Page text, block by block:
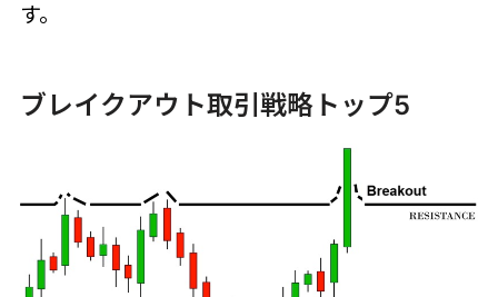
す。
ブレイクアウト取引戦略トップ5